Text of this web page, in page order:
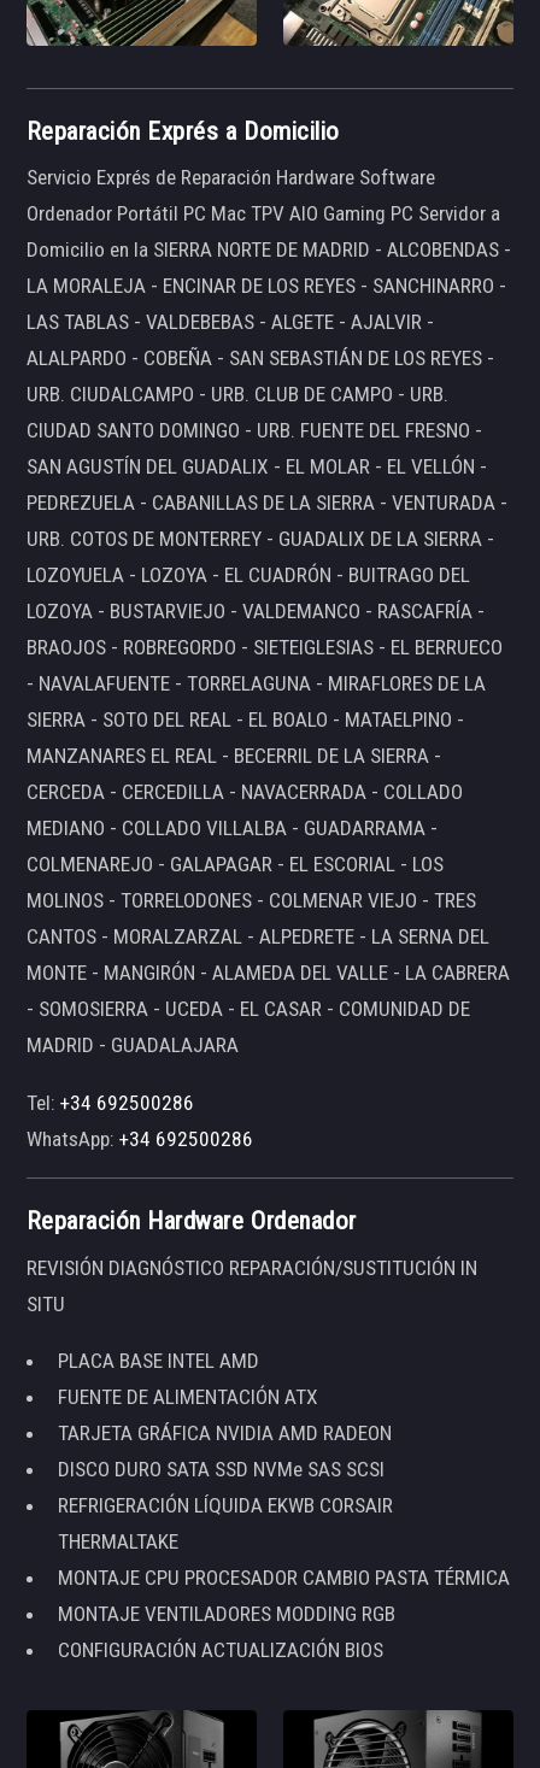
Reparación Exprés a Domicilio
Servicio Exprés de Reparación Hardware Software
Ordenador Portátil PC Mac TPV AIO Gaming PC Servidor a
Domicilio en la SIERRA NORTE DE MADRID - ALCOBENDAS -
LA MORALEJA - ENCINAR DE LOS REYES - SANCHINARRO -
LAS TABLAS - VALDEBEBAS - ALGETE - AJALVIR -
ALALPARDO - COBEÑA - SAN SEBASTIÁN DE LOS REYES -
URB. CIUDALCAMPO - URB. CLUB DE CAMPO - URB.
CIUDAD SANTO DOMINGO - URB. FUENTE DEL FRESNO -
SAN AGUSTÍN DEL GUADALIX - EL MOLAR - EL VELLÓN -
PEDREZUELA - CABANILLAS DE LA SIERRA - VENTURADA -
URB. COTOS DE MONTERREY - GUADALIX DE LA SIERRA -
LOZOYUELA - LOZOYA - EL CUADRÓN - BUITRAGO DEL
LOZOYA - BUSTARVIEJO - VALDEMANCO - RASCAFRÍA -
BRAOJOS - ROBREGORDO - SIETEIGLESIAS - EL BERRUECO
- NAVALAFUENTE - TORRELAGUNA - MIRAFLORES DE LA
SIERRA - SOTO DEL REAL - EL BOALO - MATAELPINO -
MANZANARES EL REAL - BECERRIL DE LA SIERRA -
CERCEDA - CERCEDILLA - NAVACERRADA - COLLADO
MEDIANO - COLLADO VILLALBA - GUADARRAMA -
COLMENAREJO - GALAPAGAR - EL ESCORIAL - LOS
MOLINOS - TORRELODONES - COLMENAR VIEJO - TRES
CANTOS - MORALZARZAL - ALPEDRETE - LA SERNA DEL
MONTE - MANGIRÓN - ALAMEDA DEL VALLE - LA CABRERA
- SOMOSIERRA - UCEDA - EL CASAR - COMUNIDAD DE
MADRID - GUADALAJARA
Tel:+34 692500286
WhatsApp:+34 692500286
Reparación Hardware Ordenador
REVISIÓN DIAGNÓSTICO REPARACIÓN/SUSTITUCIÓN IN
SITU
PLACA BASE INTEL AMD
FUENTE DE ALIMENTACIÓN ATX
TARJETA GRÁFICA NVIDIA AMD RADEON
DISCO DURO SATA SSD NVMe SAS SCSI
REFRIGERACIÓN LÍQUIDA EKWB CORSAIR
THERMALTAKE
MONTAJE CPU PROCESADOR CAMBIO PASTA TÉRMICA
MONTAJE VENTILADORES MODDING RGB
CONFIGURACIÓN ACTUALIZACIÓN BIOS